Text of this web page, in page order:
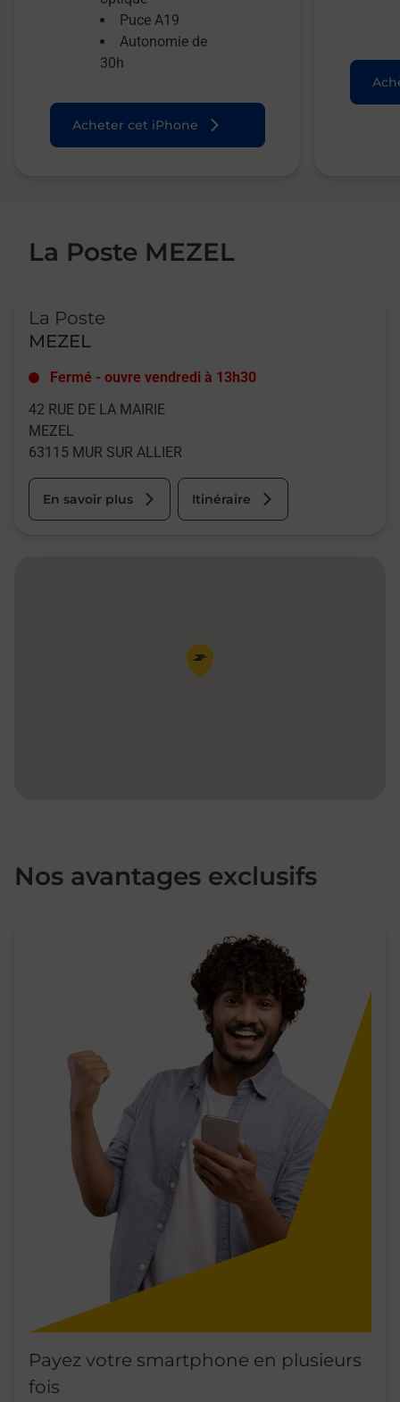
Puce A19
Autonomie de
30h
Acheter cet iPhone
La Poste MEZEL
La Poste
MEZEL
Fermé - ouvre vendredi à 13h30
42 RUE DE LA MAIRIE
MEZEL
63115 MUR SUR ALLIER
En savoir plus Itinéraire
Pin de la carte
Nos avantages exclusifs
Payez votre smartphone en plusieurs
fois